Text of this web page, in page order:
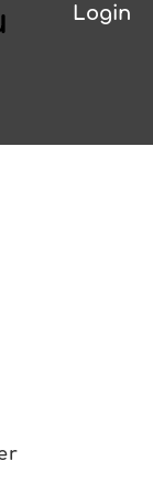
Login